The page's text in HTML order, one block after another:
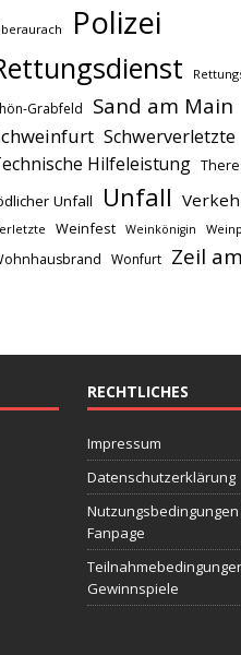
Polizei
Grabfeld Sand am Main
Schwerverletzte
Hilfeleistung
Unfall Unfall
Weinfest Weinkönigin
Wonfurt Zeil
RECHTLICHES
Impressum
Datenschutzerklärung
Fanpage
Gewinnspiele